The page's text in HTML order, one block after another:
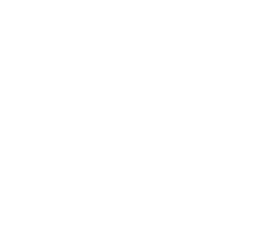
สังหา กับทีมงานบริษัท บ้าน ที่
ได้จริงๆ ช่วยสร้างโอกาสใ